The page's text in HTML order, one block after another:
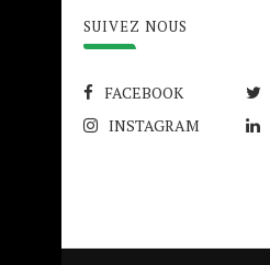
SUIVEZ NOUS
FACEBOOK
INSTAGRAM